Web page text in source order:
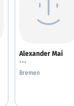
Alexander Mai
---
Bremen